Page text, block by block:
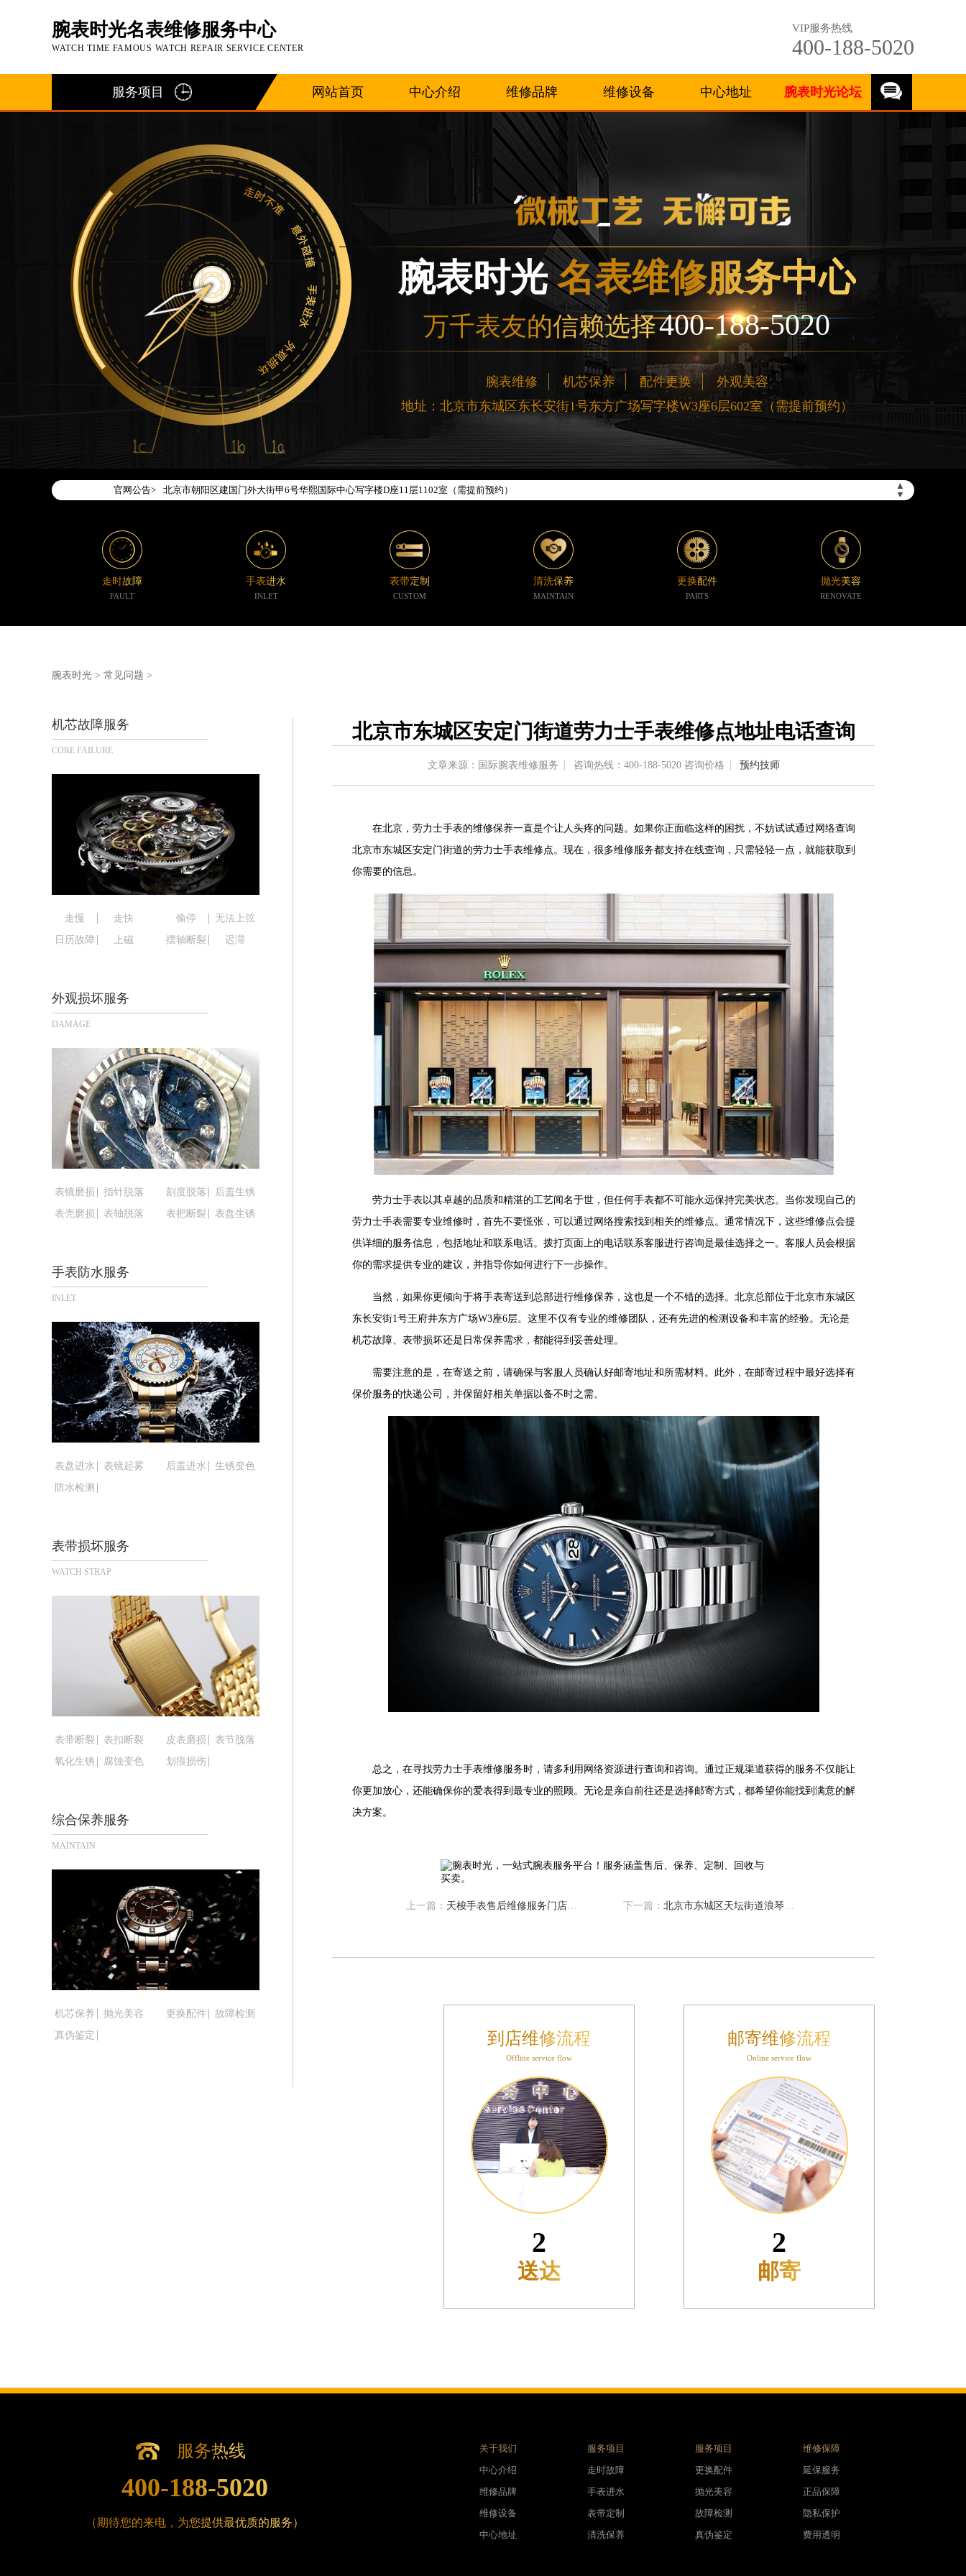
腕表时光名表维修服务中心
WATCH TIME FAMOUS WATCH REPAIR SERVICE CENTER
VIP服务热线
400-188-5020
服务项目 网站首页 中心介绍 维修品牌 维修设备 中心地址 腕表时光论坛
腕表时光 名表维修服务中心
万千表友的信赖选择400-188-5020
腕表维修 机芯保养 配件更换
外观美容
地址：北京市东城区东长安街1号东方广场写字楼W3座6层602室（需提前预约）
官网公告>
▲
▼
2026年7月腕表时光中国区售后服务网络优化升级公告
2026年7月腕表时光全国官方售后客户服务热线：400-188-5020
腕表时光官方全国统一服务热线400-188-5020，服务覆盖中国大陆、香港、澳门、台湾全部区域（非大陆需加拨“+86”）
2026年7月腕表时光售后服务中心最新网点地址：
北京市东城区东长安街1号东方广场写字楼W3座6层602室（需提前预约）
北京市朝阳区建国门外大街甲6号华熙国际中心写字楼D座11层1102室（需提前预约）
天津市和平区赤峰道136号天津国际金融中心写字楼26层2603室（需提前预约）
上海市黄浦区南京东路299号宏伊国际广场写字楼8层806室（需提前预约）
南京市秦淮区中山南路1号（新街口）南京中心写字楼22层C1-1室（需提前预约）
常州市新北区龙锦路1590号现代传媒中心写字楼5号楼10层1008室（需提前预约）
徐州市鼓楼区淮海东路29号苏宁广场IFC国际金融中心写字楼35层3508室（需提前预约）
绍兴市越城区胜利东路379号世茂天际中心写字楼8层805室（需提前预约）
南昌市红谷滩新区红谷中大道998号绿地双子塔（中央广场）A1座办公楼14层07室（需提前预约）
济南市历下区经十路11111号华润中心写字楼（万象城）15层1508室（需提前预约）
广州市天河区天河路230号万菱汇国际中心写字楼A塔7层704室（需提前预约）
广州市越秀区环市东路371-375号世界贸易中心大厦南塔写字楼15层07室（需提前预约）
深圳市罗湖区深南东路5001号华润大厦写字楼17层1701室（需提前预约）
惠州市惠城区江北文昌一路7号华贸大厦写字楼1座30层05室（需提前预约）
厦门市思明区湖滨东路95号华润大厦写字楼B座11层1104室（需提前预约）
福州市鼓楼区五四路128-1号恒力城写字楼15层03室（需提前预约）
成都市锦江区人民东路6号SAC东原中心写字楼24层2406B室（需提前预约）
重庆市江北区观音桥步行街2号融恒时代广场写字楼9层902室（需提前预约）
长沙市芙蓉区定王台街道建湘路393号世茂环球金融中心写字楼（芙蓉广场）10层13室（需提前预约）
郑州市二七区铭功路10号华润大厦写字楼29层2905室（需提前预约）
太原市迎泽区解放路15号亨得利名表服务中心（品牌授权店）3层整层（需提前预约）
沈阳市沈河区中街路137号亨得利名表服务中心（品牌授权店）1层整层（需提前预约）
沈阳市沈河区中街路83号亨得利名表服务中心（品牌授权店）1层整层（需提前预约）
乌鲁木齐市天山区红山路26号时代广场（CCMALL）C座17层17-B（需提前预约）
温州市鹿城区锦绣路1067号置信广场10层1015室（需提前预约）
哈尔滨市道里区友谊西路600号富力中心T2座写字楼29层03室（需提前预约）
大连市中山区人民路15号国际金融大厦7层G室（需提前预约）
佛山市禅城区季华五路57号万科金融中心C座12层1205室（需提前预约）
东莞市东城街道鸿福东路1号民盈国贸中心T1写字楼9层907室（需提前预约）
无锡市梁溪区人民中路139号恒隆广场写字楼1座11层1104室（需提前预约）
南通市崇川区工农路57号圆融广场写字楼16层1603室（需提前预约）
合肥市蜀山区潜山路111号万象城华润大厦B座12楼03室（需提前预约）
泉州市丰泽区宝洲路729号浦西万达中心写字楼A座7楼709室（需提前预约）
青岛市南区山东路6号华润大厦B座22层04室（需提前预约）
烟台市芝罘区胜利路139号万达金融中心A座907室（需提前预约）
长春市朝阳区西安大路727号中银大厦A座(旺进大厦)18层09室（需提前预约）
贵阳市南明区都司高架桥路33号亨特国际金融中心14楼14D（需提前预约）
昆明市盘龙区北京路928号同德昆明广场写字楼10层06室（需提前预约）
石家庄市长安区中山东路39号勒泰中心写字楼B座13层07室（需提前预约）
内蒙古自治区呼和浩特市玉泉区大学西街70号华润万象城写字楼（鄂尔多斯大厦）23层2326室（需提前预约）
甘肃省兰州市七里河区西津西路16号兰州中心写字楼21层2102室（需提前预约）
重庆市解放碑渝中区民权路28号英利国际金融中心写字楼20层01室（需提前预约）
黑龙江省大庆市萨尔图区会战大街腕表时光售后服务中心（需提前预约）
黑龙江省鹤岗市向阳区红军路腕表时光售后服务中心（需提前预约）
黑龙江省黑河市爱辉区中央街腕表时光售后服务中心（需提前预约）
黑龙江省鸡西市鸡冠区红军路腕表时光售后服务中心（需提前预约）
黑龙江省佳木斯市向阳区长安路腕表时光售后服务中心（需提前预约）
黑龙江省牡丹江市东安区太平路腕表时光售后服务中心（需提前预约）
黑龙江省七台河市桃山区大同街腕表时光售后服务中心（需提前预约）
黑龙江省齐齐哈尔市龙沙区龙华路腕表时光售后服务中心（需提前预约）
黑龙江省双鸭山市尖山区新兴大街腕表时光售后服务中心（需提前预约）
黑龙江省伊春市伊美区通河路腕表时光售后服务中心（需提前预约）
吉林省白城市洮北区明仁南街腕表时光售后服务中心（需提前预约）
吉林省白山市浑江区浑江大街腕表时光售后服务中心（需提前预约）
吉林省辽源市龙山区人民大街腕表时光售后服务中心（需提前预约）
吉林省梅河口市新华街道梅河大街腕表时光售后服务中心（需提前预约）
吉林省四平市铁东区紫气大路与南九经街交汇处腕表时光售后服务中心（需提前预约）
吉林省松原市宁江区五环大街腕表时光售后服务中心（需提前预约）
吉林省通化市东昌区环通乡江南大街腕表时光售后服务中心（需提前预约）
辽宁省本溪市平山区胜利路腕表时光售后服务中心（需提前预约）
辽宁省沈阳市沈河区中街路137号亨得利名表维修授权店1楼腕表时光售后服务中心（需提前预约）
辽宁省沈阳市沈河区中街路83号亨得利名表维修授权店1楼腕表时光售后服务中心（需提前预约）
北京市朝阳区建国门外大街甲6号华熙国际中心D座11层1102室腕表时光售后服务中心（需提前预约）
内蒙古自治区呼伦贝尔市海拉尔区中央街腕表时光售后服务中心（需提前预约）
内蒙古自治区通辽市科尔沁区明仁大街腕表时光售后服务中心（需提前预约）
内蒙古自治区乌海市海勃湾区人民南路腕表时光售后服务中心（需提前预约）
内蒙古自治区锡林郭勒盟市锡林浩特市光明街与额尔敦路交叉口腕表时光售后服务中心（需提前预约）
内蒙古自治区兴安盟市乌兰浩特市兴安大街腕表时光售后服务中心（需提前预约）
走时故障
FAULT
手表进水
INLET
表带定制
CUSTOM
清洗保养
MAINTAIN
更换配件
PARTS
抛光美容
RENOVATE
腕表时光 > 常见问题 >
机芯故障服务
CORE FAILURE
走慢 走快 偷停
无法上弦
日历故障
上磁 摆轴断裂 迟滞
外观损坏服务
DAMAGE
表镜磨损 指针脱落 刻度脱落
后盖生锈
表壳磨损
表轴脱落 表把断裂 表盘生锈
手表防水服务
INLET
表盘进水 表镜起雾 后盖进水
生锈变色
防水检测
表带损坏服务
WATCH STRAP
表带断裂 表扣断裂 皮表磨损
表节脱落
氧化生锈
腐蚀变色 划痕损伤
综合保养服务
MAINTAIN
机芯保养 抛光美容 更换配件
故障检测
真伪鉴定
北京市东城区安定门街道劳力士手表维修点地址电话查询
文章来源：国际腕表维修服务 咨询热线： 400-188-5020咨询价格 预约技师
在北京，劳力士手表的维修保养一直是个让人头疼的问题。如果你正面临这样的困扰，不妨试试通过网络查询
北京市东城区安定门街道的劳力士手表维修点。现在，很多维修服务都支持在线查询，只需轻轻一点，就能获取到
你需要的信息。
劳力士手表以其卓越的品质和精湛的工艺闻名于世，但任何手表都不可能永远保持完美状态。当你发现自己的
劳力士手表需要专业维修时，首先不要慌张，可以通过网络搜索找到相关的维修点。通常情况下，这些维修点会提
供详细的服务信息，包括地址和联系电话。拨打页面上的电话联系客服进行咨询是最佳选择之一。客服人员会根据
你的需求提供专业的建议，并指导你如何进行下一步操作。
当然，如果你更倾向于将手表寄送到总部进行维修保养，这也是一个不错的选择。北京总部位于北京市东城区
东长安街1号王府井东方广场W3座6层。这里不仅有专业的维修团队，还有先进的检测设备和丰富的经验。无论是
机芯故障、表带损坏还是日常保养需求，都能得到妥善处理。
需要注意的是，在寄送之前，请确保与客服人员确认好邮寄地址和所需材料。此外，在邮寄过程中最好选择有
保价服务的快递公司，并保留好相关单据以备不时之需。
总之，在寻找劳力士手表维修服务时，请多利用网络资源进行查询和咨询。通过正规渠道获得的服务不仅能让
你更加放心，还能确保你的爱表得到最专业的照顾。无论是亲自前往还是选择邮寄方式，都希望你能找到满意的解
决方案。
上一篇： 天梭手表售后维修服务门店哪里有 下一篇： 北京市东城区天坛街道浪琴手表售后服务中心
到店维修流程
Offline service flow
3
预检
邮寄维修流程
Online service flow
3
接收
服务热线
400-188-5020
（期待您的来电，为您提供最优质的服务）
关于我们
中心介绍
维修品牌
维修设备
中心地址
服务项目
走时故障
手表进水
表带定制
清洗保养
服务项目
更换配件
抛光美容
故障检测
真伪鉴定
维修保障
延保服务
正品保障
隐私保护
费用透明